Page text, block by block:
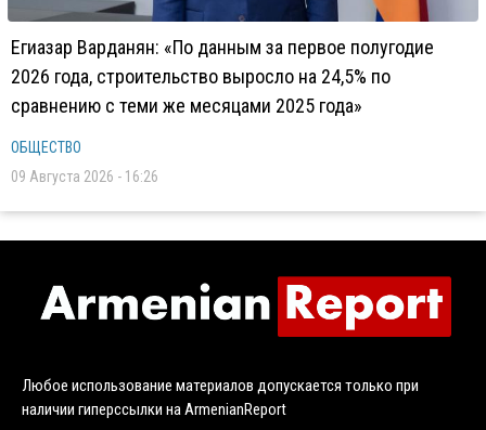
Егиазар Варданян: «По данным за первое полугодие
2026 года, строительство выросло на 24,5% по
сравнению с теми же месяцами 2025 года»
ОБЩЕСТВО
09 Августа 2026 - 16:26
Любое использование материалов допускается только при
наличии гиперссылки на ArmenianReport